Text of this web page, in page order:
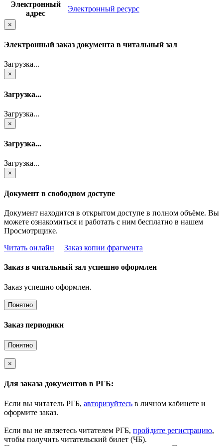
Электронный
адрес
Электронный ресурс
×
Электронный заказ документа в читальный зал
Загрузка...
×
Загрузка...
Загрузка...
×
Загрузка...
Загрузка...
×
Документ в свободном доступе
Документ находится в открытом доступе в полном объёме. Вы
можете ознакомиться и работать с ним бесплатно в нашем
Просмотрщике.
Читать онлайн
Заказ копии фрагмента
Заказ в читальный зал успешно оформлен
Заказ успешно оформлен.
Понятно
Заказ периодики
Понятно
×
Для заказа документов в РГБ:
Если вы читатель РГБ, авторизуйтесь в личном кабинете и
оформите заказ.
Если вы не являетесь читателем РГБ, пройдите регистрацию,
чтобы получить читательский билет (ЧБ).